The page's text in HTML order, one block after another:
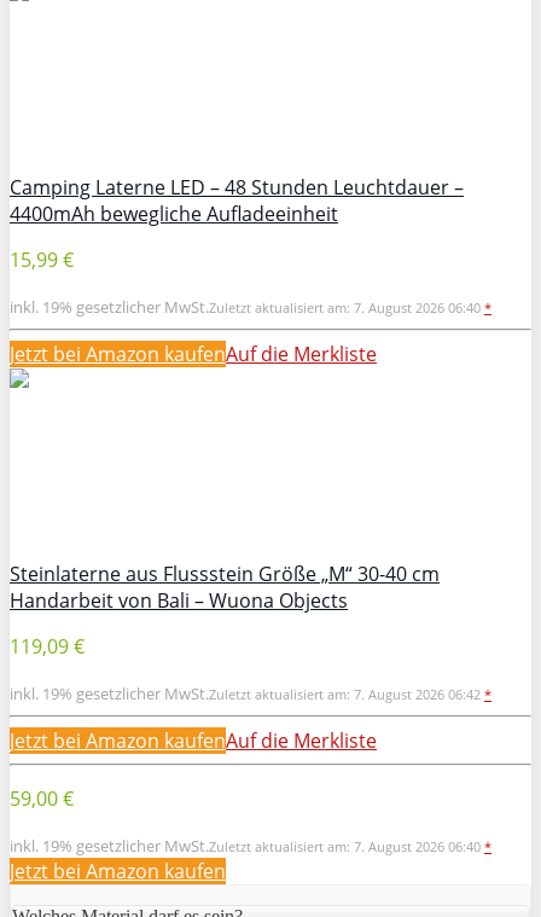
Camping Laterne LED – 48 Stunden Leuchtdauer –
4400mAh bewegliche Aufladeeinheit
15,99 €
inkl. 19% gesetzlicher MwSt.Zuletzt aktualisiert am: 7. August 2026 06:40 *
Jetzt bei Amazon kaufenAuf die Merkliste
Steinlaterne aus Flussstein Größe „M“ 30-40 cm
Handarbeit von Bali – Wuona Objects
119,09 €
inkl. 19% gesetzlicher MwSt.Zuletzt aktualisiert am: 7. August 2026 06:42 *
Jetzt bei Amazon kaufenAuf die Merkliste
59,00 €
inkl. 19% gesetzlicher MwSt.Zuletzt aktualisiert am: 7. August 2026 06:40 *
Jetzt bei Amazon kaufen